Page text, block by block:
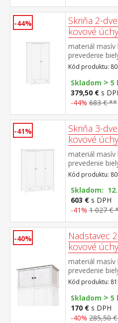
-44%
Skriňa 2-
kovové
materiál masív
prevedenie
farebnom
mosadz
šatníková
zásuvka s
v prevedení
Kód produktu:
Skladom > 5
379,50 € s
-44% 683 € **
-41%
Skriňa 3-
kovové
materiál masív
prevedenie
farebnom
mosadz
časť
police v
pojazdmi
Kód produktu:
Skladom:
603 € s DPH
-41% 1 027 €
-40%
Nadstavec
kovové
materiál masív
prevedenie
farebnom
mosadz
Kód produktu:
Skladom > 5
170 € s DPH
-40% 285,50